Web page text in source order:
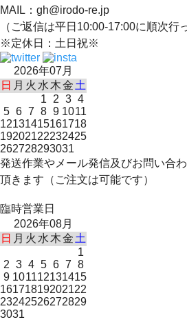
MAIL：gh@irodo-re.jp
（ご返信は平日10:00-17:00に順次行
※定休日：土日祝※
2026年07月
日 月 火 水 木金 土
1
2 3 4
5 6 7 8 9 1011
12131415161718
19202122232425
262728293031
発送作業やメール発信及びお問い合
頂きます（ご注文は可能です）
臨時営業日
2026年08月
日 月 火 水 木金 土
1
2 3 4 5 6 7 8
9 101112131415
16171819202122
23242526272829
3031